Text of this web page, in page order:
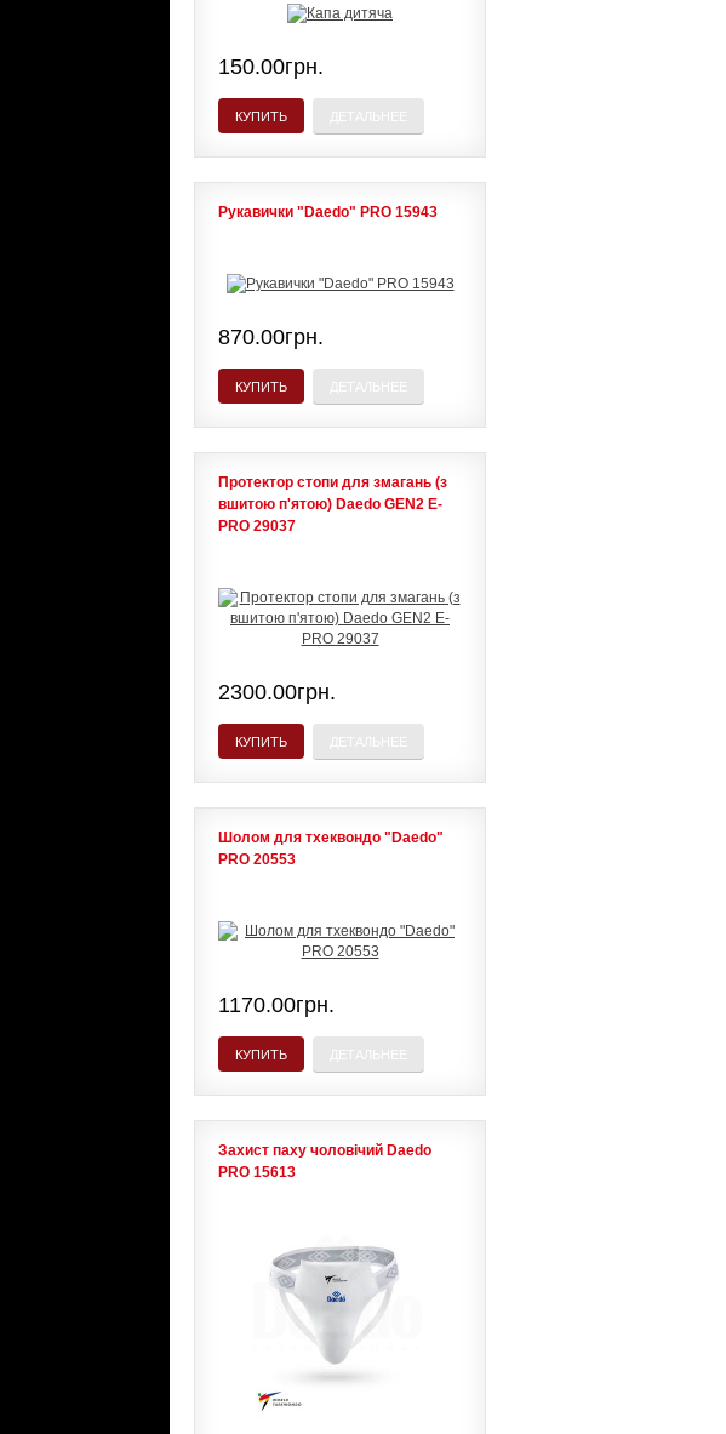
150.00грн.
КУПИТЬ
Рукавички "Daedo" PRO 15943
870.00грн.
КУПИТЬ
Протектор стопи для змагань (з
вшитою п'ятою) Daedo GEN2 E-
PRO 29037
2300.00грн.
КУПИТЬ
Шолом для тхеквондо "Daedo"
PRO 20553
1170.00грн.
КУПИТЬ
Захист паху чоловічий Daedo
PRO 15613